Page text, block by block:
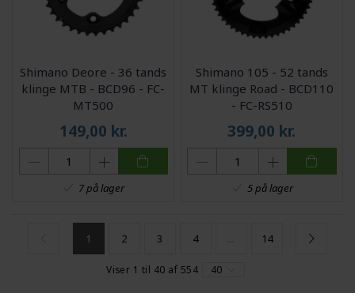
Shimano Deore - 36 tands
klinge MTB - BCD96 - FC-
MT500
149,00 kr.
7 på lager
Shimano 105 - 52 tands
MT klinge Road - BCD110
- FC-RS510
399,00 kr.
5 på lager
1 2 3 4 ... 14
Viser 1 til 40 af 554 40